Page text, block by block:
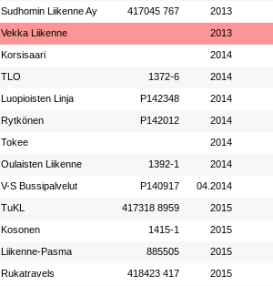
Sudhomin Liikenne Ay 417045 767 2013
Vekka Liikenne 2013
Korsisaari 2014
TLO 1372-6 2014
Luopioisten Linja P142348 2014
Rytkönen P142012 2014
Tokee 2014
Oulaisten Liikenne 1392-1 2014
V-S Bussipalvelut P140917 04.2014
TuKL 417318 8959 2015
Kosonen 1415-1 2015
Liikenne-Pasma 885505 2015
Rukatravels 418423 417 2015